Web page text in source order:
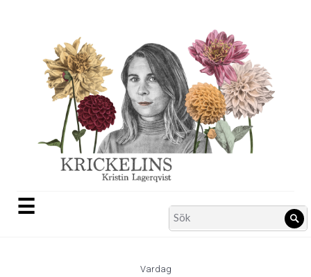
☰
Search
for:
Vardag